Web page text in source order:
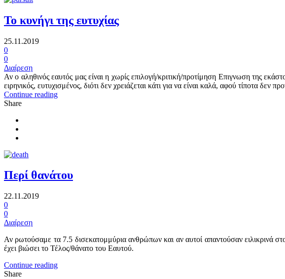
Το κυνήγι της ευτυχίας
25.11.2019
0
0
Διαίρεση
Αν ο αληθινός εαυτός μας είναι η χωρίς επιλογή/κριτική/προτίμηση Επιγνωση της
ειρηνικός, ευτυχισμένος, διότι δεν χρειάζεται κάτι για να είναι καλά, αφού τίποτα δεν
Continue reading
Share
Περί θανάτου
22.11.2019
0
0
Διαίρεση
Αν ρωτούσαμε τα 7.5 δισεκατομμύρια ανθρώπων και αν αυτοί απαντούσαν ειλικρινά
έχει βιώσει το Τέλος/θάνατο του Εαυτού.
Continue reading
Share